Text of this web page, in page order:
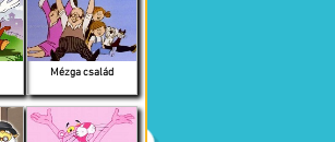
Mézga család